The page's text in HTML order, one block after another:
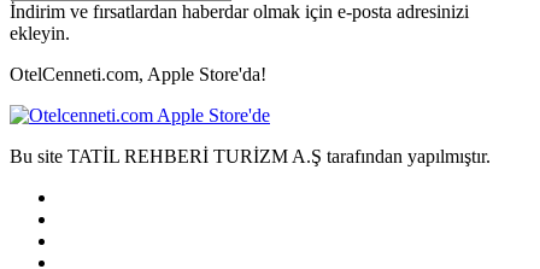
İndirim ve fırsatlardan haberdar olmak için e-posta adresinizi
ekleyin.
OtelCenneti.com, Apple Store'da!
Bu site TATİL REHBERİ TURİZM A.Ş tarafından yapılmıştır.